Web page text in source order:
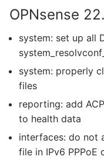
OPNsense
system: set up all
system: properly
files
reporting: add
to health data
interfaces: do not
file in IPv6 PPPoE